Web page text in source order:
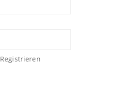
Registrieren